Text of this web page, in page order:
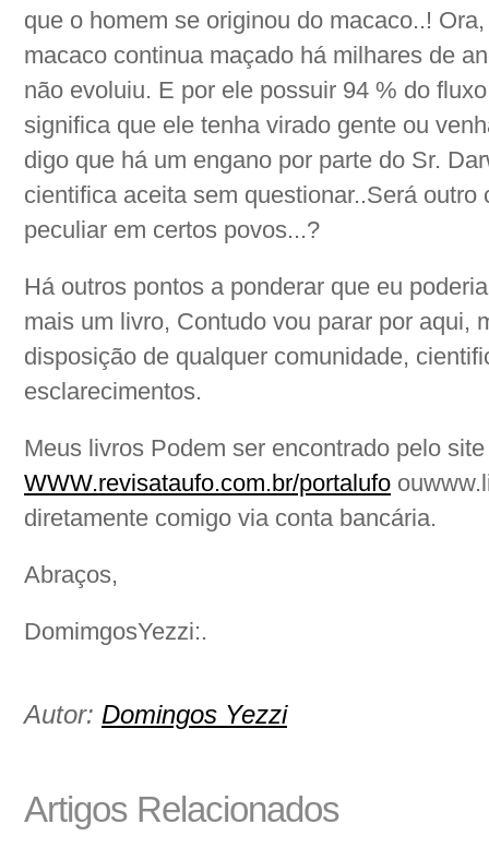
que o homem se originou do macaco..!
macaco continua maçado há milhares de
não evoluiu. E por ele possuir 94 % do
significa que ele tenha virado gente ou
digo que há um engano por parte do Sr.
cientifica aceita sem questionar..Será
peculiar em certos povos...?
Há outros pontos a ponderar que eu
mais um livro, Contudo vou parar por aqui,
disposição de qualquer comunidade,
esclarecimentos.
Meus livros Podem ser encontrado pelo site
WWW.revisataufo.com.br/portalufo
diretamente comigo via conta bancária.
Abraços,
DomimgosYezzi:.
Autor: Domingos Yezzi
Artigos Relacionados